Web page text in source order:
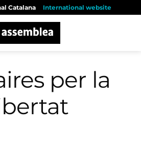
Catalana International website
per la